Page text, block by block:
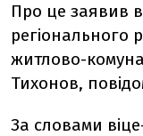
Про це заявив
регіонального
житлово-
Тихонов,
За словами